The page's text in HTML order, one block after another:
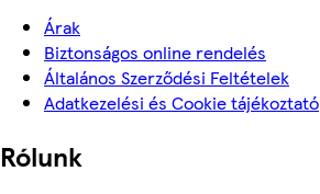
Árak
Biztonságos online rendelés
Általános Szerződési Feltételek
Adatkezelési és Cookie tájékoztató
Rólunk